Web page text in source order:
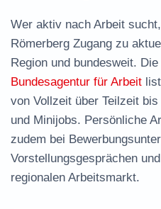
Wer aktiv nach Arbeit
Römerberg Zugang zu
Region und bundesweit. Die
Bundesagentur für Arbeit
von Vollzeit über Teilzeit
und Minijobs. Persönliche
zudem bei
Vorstellungsgesprächen
regionalen Arbeitsmarkt.